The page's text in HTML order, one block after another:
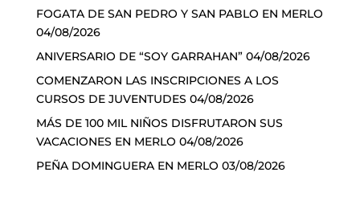
FOGATA DE SAN PEDRO Y SAN PABLO EN MERLO
04/08/2026
ANIVERSARIO DE “SOY GARRAHAN” 04/08/2026
COMENZARON LAS INSCRIPCIONES A LOS
CURSOS DE JUVENTUDES 04/08/2026
MÁS DE 100 MIL NIÑOS DISFRUTARON SUS
VACACIONES EN MERLO 04/08/2026
PEÑA DOMINGUERA EN MERLO 03/08/2026